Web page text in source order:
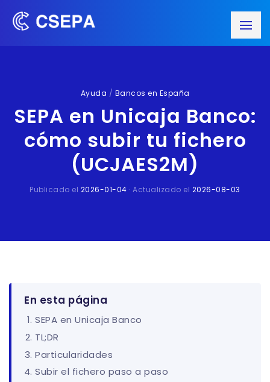
Ayuda / Bancos en España
SEPA en Unicaja Banco:
cómo subir tu fichero
(UCJAES2M)
Publicado el 2026-01-04 · Actualizado el 2026-08-03
En esta página
SEPA en Unicaja Banco
TL;DR
Particularidades
Subir el fichero paso a paso